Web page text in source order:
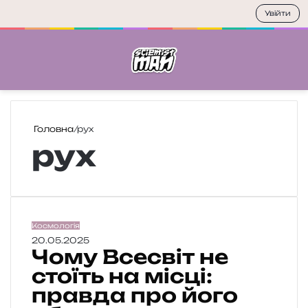
Головна/рух
рух
Ч
о
м
В
с
Космологія
20.05.2025
Чому Всесвіт не
стоїть на місці:
правда про його
Увійти